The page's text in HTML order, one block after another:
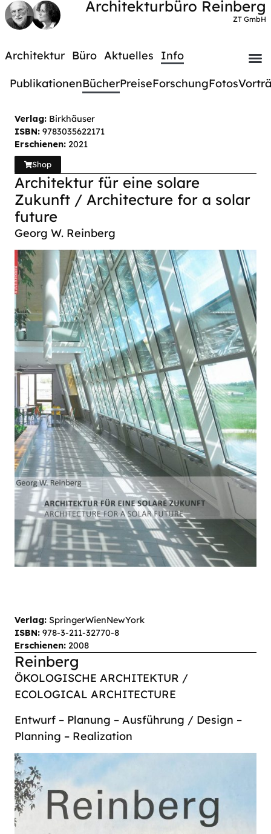
Architekturbüro Reinberg
ZT GmbH
Architektur Büro Aktuelles
Info
PublikationenBücherPreiseForschungFotos
Verlag: Birkhäuser
ISBN: 9783035622171
Erschienen: 2021
Shop
Architektur für eine solare
Zukunft / Architecture for a solar
future
Georg W. Reinberg
Verlag: SpringerWienNewYork
ISBN: 978-3-211-32770-8
Erschienen: 2008
Reinberg
ÖKOLOGISCHE ARCHITEKTUR /
ECOLOGICAL ARCHITECTURE
Entwurf – Planung – Ausführung / Design –
Planning – Realization